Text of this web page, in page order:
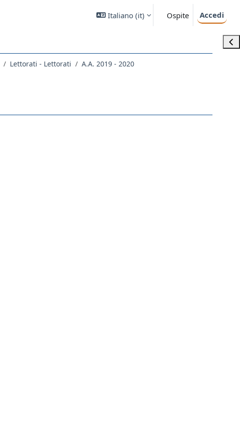
Italiano ‎(it)‎ Ospite Accedi
Lettorati - Lettorati
A.A. 2019 - 2020